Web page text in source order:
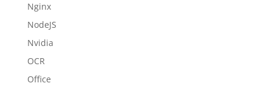
Nginx
NodeJS
Nvidia
OCR
Office